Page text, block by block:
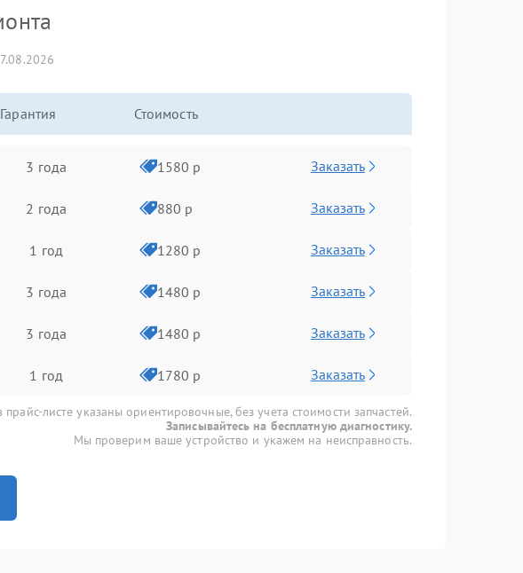
Гарантия Стоимость
3 года 1580 р Заказать
2 года 880 р Заказать
1 год 1280 р Заказать
3 года 1480 р Заказать
3 года 1480 р Заказать
1 год 1780 р Заказать
листе указаны ориентировочные, без учета стоимости запчастей.
Записывайтесь на бесплатную диагностику.
Мы проверим ваше устройство и укажем на неисправность.